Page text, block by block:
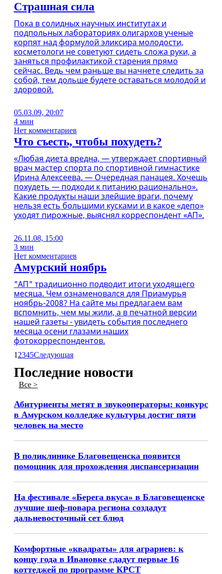
Страшная сила
Пока в солидных научных институтах и
подпольных лабораториях олигархов ученые
корпят над формулой эликсира молодости,
косметологи не советуют сидеть сложа руки, а
заняться профилактикой старения прямо
сейчас. Ведь чем раньше вы начнете следить за
собой, тем дольше будете оставаться молодой и
здоровой.
05.03.09, 20:07
4 мин
Нет комментариев
Что съесть, чтобы похудеть?
«Любая диета вредна, — утверждает спортивный
врач мастер спорта по спортивной гимнастике
Ирина Алексеева. — Очередная панацея. Хочешь
похудеть — подходи к питанию рационально».
Какие продукты наши злейшие враги, почему
нельзя есть большими кусками и в какое «депо»
уходят пирожные, выяснял корреспондент «АП».
26.11.08, 15:00
3 мин
Нет комментариев
Амурский ноябрь
"АП" традиционно подводит итоги уходящего
месяца. Чем ознаменовался для Приамурья
ноябрь-2008? На сайте мы предлагаем вам
вспомнить, чем мы жили, а в печатной версии
нашей газеты - увидеть события последнего
месяца осени глазами наших
фотокорреспондентов.
1 2345Следующая
Последние новости
Все >
Абитуриенты метят в звукооператоры: конкурс
в Амурском колледже культуры достиг пяти
человек на место
В поликлинике Благовещенска появится
помощник для прохождения диспансеризации
На фестивале «Берега вкуса» в Благовещенске
лучшие шеф-повара региона создадут
дальневосточный сет блюд
Комфортные «квадраты» для аграриев: к
концу года в Ивановке сдадут первые 16
коттеджей по программе КРСТ